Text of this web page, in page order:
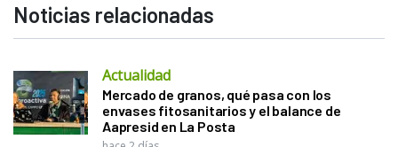
Noticias relacionadas
Actualidad
Mercado de granos, qué pasa con los
envases fitosanitarios y el balance de
Aapresid en La Posta